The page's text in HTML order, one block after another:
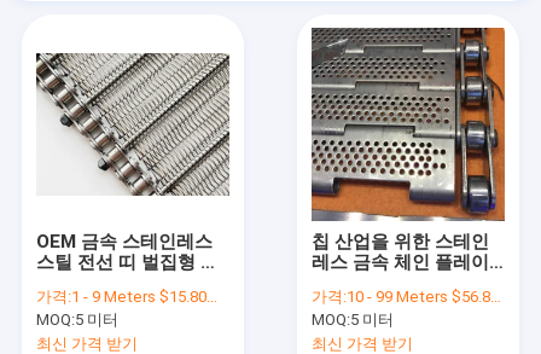
OEM 금속 스테인레스
스틸 전선 띠 벌집형 컨
가격:1 - 9 Meters $15.80， 10 - 99 Meters $14.80， >=100 Meters $13.80
MOQ:5 미터
최신 가격 받기
칩 산업을 위한 스테인
레스 금속 체인 플레이
트
가격:10 - 99 Meters $56.80， 100 - 999 Meters $47.60， >=1000 Meters $25.20
MOQ:5 미터
최신 가격 받기